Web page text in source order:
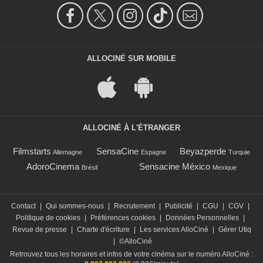
ALLOCINÉ SUR MOBILE
ALLOCINÉ À L'ÉTRANGER
Filmstarts Allemagne SensaCine Espagne Beyazperde Turquie
AdoroCinema Brésil Sensacine México Mexique
Contact Qui sommes-nous Recrutement Publicité CGU CGV
Politique de cookies
Préférences cookies Données Personnelles
Revue de presse
Charte d'écriture Les services AlloCiné
Gérer Utiq
©AlloCiné
Retrouvez tous les horaires et infos de votre cinéma sur le numéro AlloCiné :